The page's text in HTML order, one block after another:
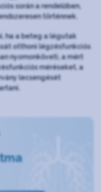
során a rendelőben,
történnek.
ha a beteg a légutak
otthoni légzésfunkciós
nyomonköveti, a mért
méréseket, a
lecsengését